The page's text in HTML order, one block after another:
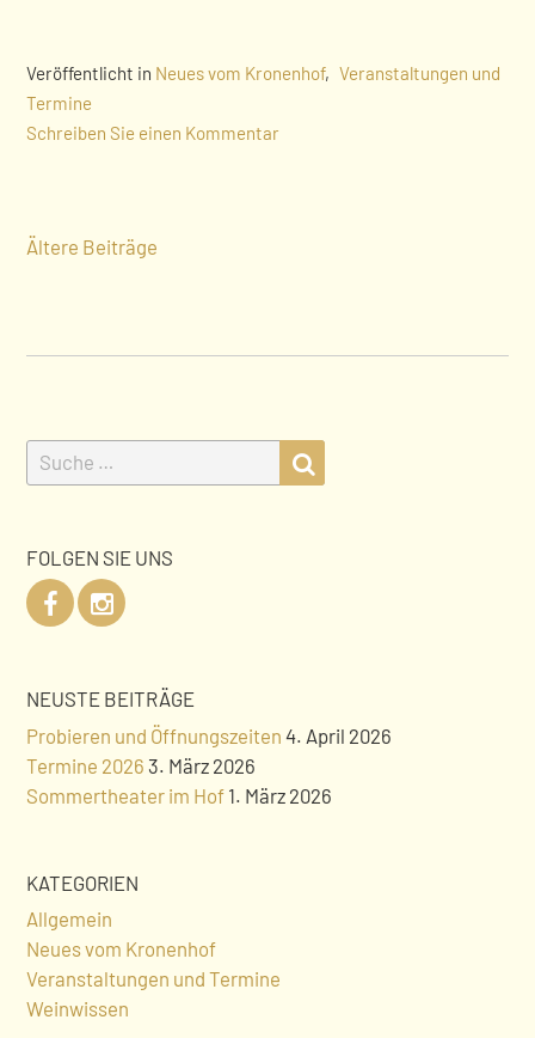
Veröffentlicht in Neues vom Kronenhof, Veranstaltungen und
Termine
Schreiben Sie einen Kommentar
BEITRAGSNAVIGATION
Ältere Beiträge
Suche
nach:
Suche
FOLGEN SIE UNS
NEUSTE BEITRÄGE
Probieren und Öffnungszeiten 4. April 2026
Termine 2026 3. März 2026
Sommertheater im Hof 1. März 2026
KATEGORIEN
Allgemein
Neues vom Kronenhof
Veranstaltungen und Termine
Weinwissen